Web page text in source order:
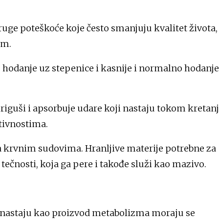
poteškoće koje često smanjuju kvalitet
uz stepenice i kasnije i normalno
i apsorbuje udare koji nastaju tokom
krvnim sudovima. Hranljive materije potrebne za
koja ga pere i takođe služi kao mazivo.
kao proizvod metabolizma moraju se